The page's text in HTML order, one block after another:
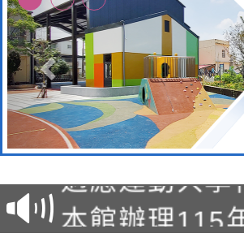
本校115學年
招)
本館辦理115